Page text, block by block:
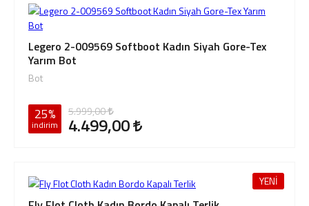
Legero 2-009569 Softboot Kadın Siyah Gore-Tex
Yarım Bot
Bot
25%
indirim
5.999,00
4.499,00
YENİ